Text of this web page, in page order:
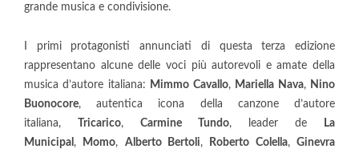
grande musica e condivisione.
I primi protagonisti annunciati di questa terza edizione
rappresentano alcune delle voci più autorevoli e amate della
musica d’autore italiana: Mimmo Cavallo, Mariella Nava, Nino
Buonocore, autentica icona della canzone d’autore
italiana, Tricarico, Carmine Tundo, leader de
La
Municipal , Momo, Alberto Bertoli, Roberto Colella,Ginevra